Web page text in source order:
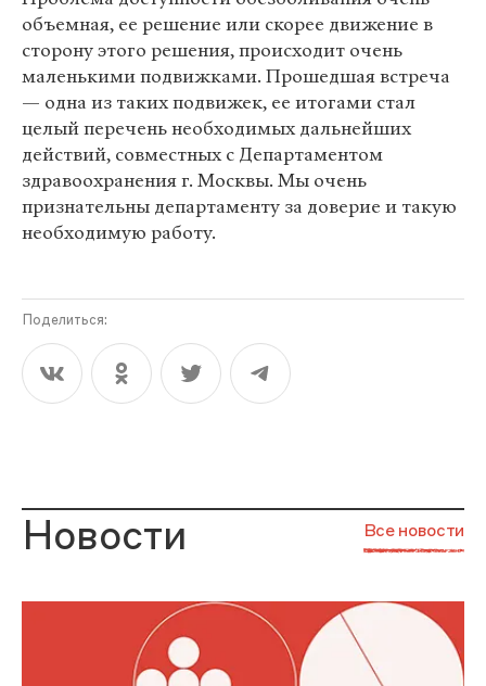
объемная, ее решение или скорее движение в
сторону этого решения, происходит очень
маленькими подвижками. Прошедшая встреча
— одна из таких подвижек, ее итогами стал
целый перечень необходимых дальнейших
действий, совместных с Департаментом
здравоохранения г. Москвы. Мы очень
признательны департаменту за доверие и такую
необходимую работу.
Поделиться:
Новости Все новости